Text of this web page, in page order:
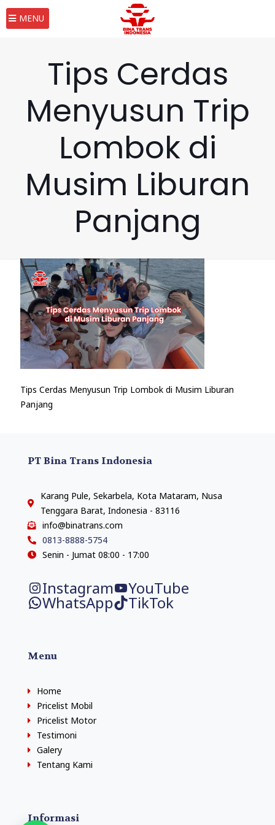
MENU
Tips Cerdas
Menyusun Trip
Lombok di
Musim Liburan
Panjang
Tips Cerdas Menyusun Trip Lombok di Musim Liburan
Panjang
PT Bina Trans Indonesia
Karang Pule, Sekarbela, Kota Mataram, Nusa
Tenggara Barat, Indonesia - 83116
info@binatrans.com
0813-8888-5754
Senin - Jumat 08:00 - 17:00
Instagram YouTube
WhatsApp TikTok
Menu
Home
Pricelist Mobil
Pricelist Motor
Testimoni
Galery
Tentang Kami
Informasi